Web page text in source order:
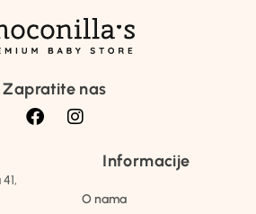
Zapratite nas
Informacije
O nama